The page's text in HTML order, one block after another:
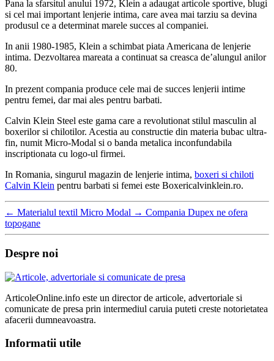
Pana la sfarsitul anului 1972, Klein a adaugat articole sportive, blugi
si cel mai important lenjerie intima, care avea mai tarziu sa devina
produsul ce a determinat marele succes al companiei.
In anii 1980-1985, Klein a schimbat piata Americana de lenjerie
intima. Dezvoltarea mareata a continuat sa creasca de’alungul anilor
80.
In prezent compania produce cele mai de succes lenjerii intime
pentru femei, dar mai ales pentru barbati.
Calvin Klein Steel este gama care a revolutionat stilul masculin al
boxerilor si chilotilor. Acestia au constructie din materia bubac ultra-
fin, numit Micro-Modal si o banda metalica inconfundabila
inscriptionata cu logo-ul firmei.
In Romania, singurul magazin de lenjerie intima, boxeri si chiloti
Calvin Klein pentru barbati si femei este Boxericalvinklein.ro.
← Materialul textil Micro Modal → Compania Dupex ne ofera
topogane
Despre noi
ArticoleOnline.info este un director de articole, advertoriale si
comunicate de presa prin intermediul caruia puteti creste notorietatea
afacerii dumneavoastra.
Informatii utile